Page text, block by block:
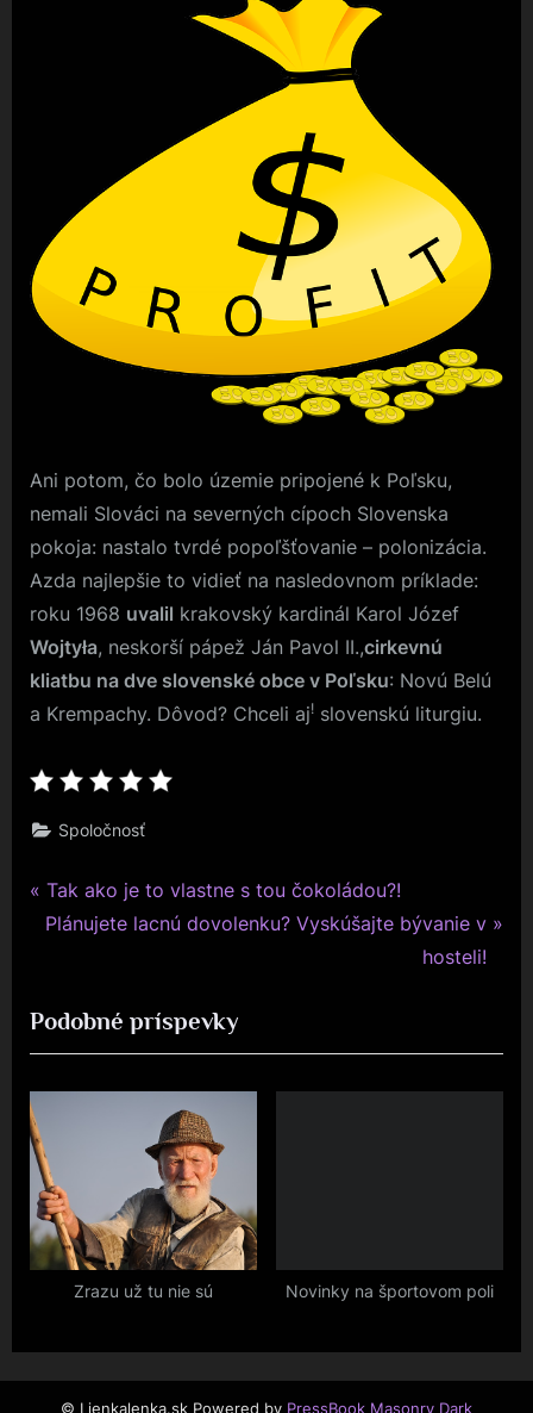
Ani potom, čo bolo územie pripojené k Poľsku,
nemali Slováci na severných cípoch Slovenska
pokoja: nastalo tvrdé popoľšťovanie – polonizácia.
Azda najlepšie to vidieť na nasledovnom príklade:
roku 1968 uvalil krakovský kardinál Karol Józef
Wojtyła, neskorší pápež Ján Pavol II.,cirkevnú
kliatbu na dve slovenské obce v Poľsku: Novú Belú
a Krempachy. Dôvod? Chceli aj! slovenskú liturgiu.
Spoločnosť
Navigace
P
r
i
o
u
P
o
s
t
Tak ako je to vlastne s tou čokoládou?!
N
t
P
o
t
:
Plánujete lacnú dovolenku? Vyskúšajte bývanie v
hosteli!
Podobné príspevky
Zrazu už tu nie sú Novinky na športovom poli
© Lienkalenka.sk Powered by PressBook Masonry Dark